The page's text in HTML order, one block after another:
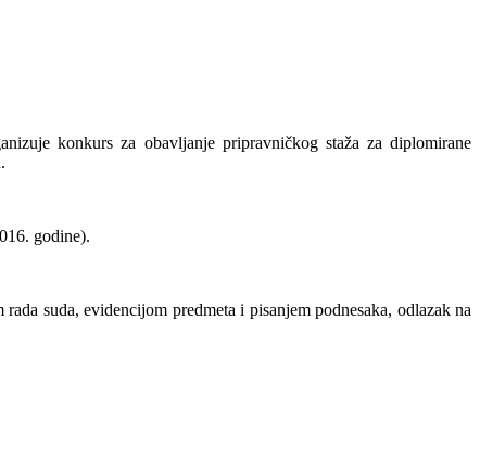
konkurs za obavljanje pripravničkog staža za diplomirane
godine).
suda, evidencijom predmeta i pisanjem podnesaka, odlazak na